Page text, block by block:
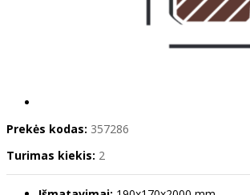
Prekės kodas: 357286
Turimas kiekis: 2